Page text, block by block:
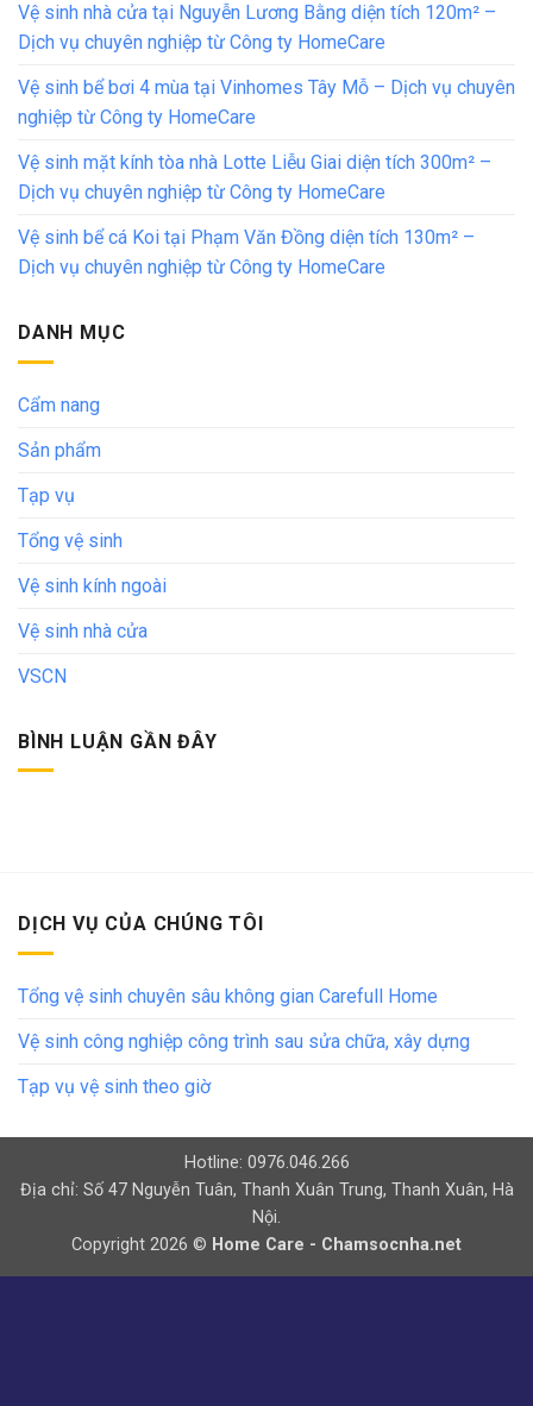
Vệ sinh nhà cửa tại Nguyễn Lương Bằng diện tích 120m² –
Dịch vụ chuyên nghiệp từ Công ty HomeCare
Vệ sinh bể bơi 4 mùa tại Vinhomes Tây Mỗ – Dịch vụ chuyên
nghiệp từ Công ty HomeCare
Vệ sinh mặt kính tòa nhà Lotte Liễu Giai diện tích 300m² –
Dịch vụ chuyên nghiệp từ Công ty HomeCare
Vệ sinh bể cá Koi tại Phạm Văn Đồng diện tích 130m² –
Dịch vụ chuyên nghiệp từ Công ty HomeCare
DANH MỤC
Cẩm nang
Sản phẩm
Tạp vụ
Tổng vệ sinh
Vệ sinh kính ngoài
Vệ sinh nhà cửa
VSCN
BÌNH LUẬN GẦN ĐÂY
DỊCH VỤ CỦA CHÚNG TÔI
Tổng vệ sinh chuyên sâu không gian Carefull Home
Vệ sinh công nghiệp công trình sau sửa chữa, xây dựng
Tạp vụ vệ sinh theo giờ
Hotline: 0976.046.266
Địa chỉ: Số 47 Nguyễn Tuân, Thanh Xuân Trung, Thanh Xuân, Hà
Nội.
Copyright 2026 © Home Care - Chamsocnha.net